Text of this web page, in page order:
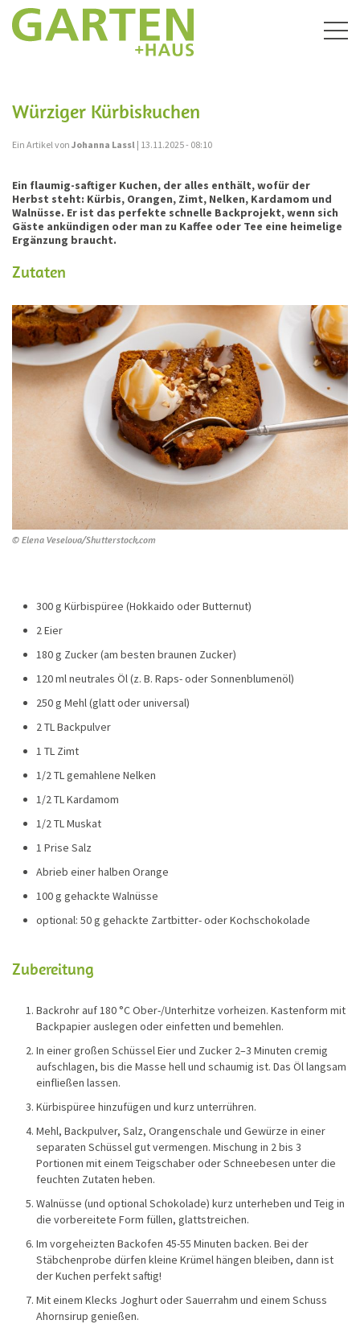
Würziger Kürbiskuchen
Ein Artikel von Johanna Lassl | 13.11.2025 - 08:10
Ein flaumig-saftiger Kuchen, der alles enthält, wofür der
Herbst steht: Kürbis, Orangen, Zimt, Nelken, Kardamom und
Walnüsse. Er ist das perfekte schnelle Backprojekt, wenn sich
Gäste ankündigen oder man zu Kaffee oder Tee eine heimelige
Ergänzung braucht.
Zutaten
© Elena Veselova/Shutterstock.com
300 g Kürbispüree (Hokkaido oder Butternut)
2 Eier
180 g Zucker (am besten braunen Zucker)
120 ml neutrales Öl (z. B. Raps- oder Sonnenblumenöl)
250 g Mehl (glatt oder universal)
2 TL Backpulver
1 TL Zimt
1/2 TL gemahlene Nelken
1/2 TL Kardamom
1/2 TL Muskat
1 Prise Salz
Abrieb einer halben Orange
100 g gehackte Walnüsse
optional: 50 g gehackte Zartbitter- oder Kochschokolade
Zubereitung
Backrohr auf 180 °C Ober-/Unterhitze vorheizen. Kastenform mit
Backpapier auslegen oder einfetten und bemehlen.
In einer großen Schüssel Eier und Zucker 2–3 Minuten cremig
aufschlagen, bis die Masse hell und schaumig ist. Das Öl langsam
einfließen lassen.
Kürbispüree hinzufügen und kurz unterrühren.
Mehl, Backpulver, Salz, Orangenschale und Gewürze in einer
separaten Schüssel gut vermengen. Mischung in 2 bis 3
Portionen mit einem Teigschaber oder Schneebesen unter die
feuchten Zutaten heben.
Walnüsse (und optional Schokolade) kurz unterheben und Teig in
die vorbereitete Form füllen, glattstreichen.
Im vorgeheizten Backofen 45-55 Minuten backen. Bei der
Stäbchenprobe dürfen kleine Krümel hängen bleiben, dann ist
der Kuchen perfekt saftig!
Mit einem Klecks Joghurt oder Sauerrahm und einem Schuss
Ahornsirup genießen.